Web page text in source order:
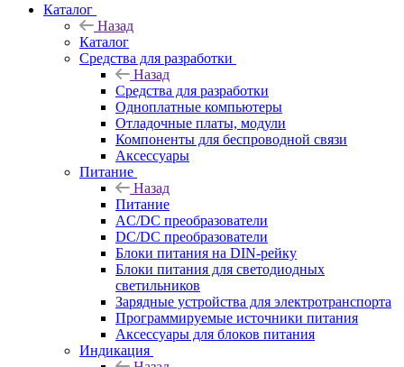
Каталог
Назад
Каталог
Средства для разработки
Назад
Средства для разработки
Одноплатные компьютеры
Отладочные платы, модули
Компоненты для беспроводной связи
Аксессуары
Питание
Назад
Питание
AC/DC преобразователи
DC/DC преобразователи
Блоки питания на DIN-рейку
Блоки питания для светодиодных
светильников
Зарядные устройства для электротранспорта
Программируемые источники питания
Аксессуары для блоков питания
Индикация